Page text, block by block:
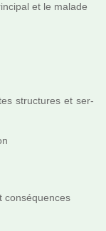
et le malade
struc­tu­res et ser­
consé­quen­ces